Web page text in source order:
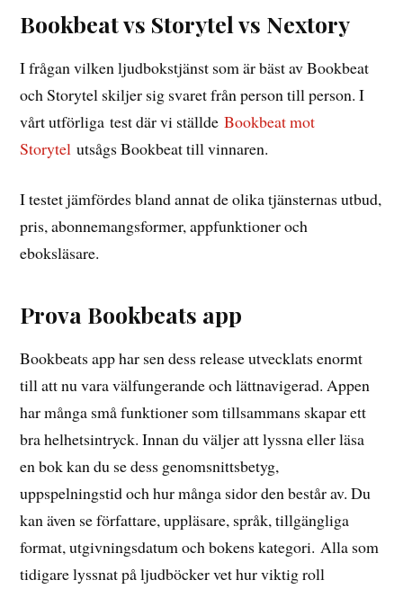
Bookbeat vs Storytel vs Nextory
I frågan vilken ljudbokstjänst som är bäst av Bookbeat
och Storytel skiljer sig svaret från person till person. I
vårt utförliga test där vi ställde Bookbeat mot
Storytelutsågs Bookbeat till vinnaren.
I testet jämfördes bland annat de olika tjänsternas utbud,
pris, abonnemangsformer, appfunktioner och
eboksläsare.
Prova Bookbeats app
Bookbeats app har sen dess release utvecklats enormt
till att nu vara välfungerande och lättnavigerad. Appen
har många små funktioner som tillsammans skapar ett
bra helhetsintryck. Innan du väljer att lyssna eller läsa
en bok kan du se dess genomsnittsbetyg,
uppspelningstid och hur många sidor den består av. Du
kan även se författare, uppläsare, språk, tillgängliga
format, utgivningsdatum och bokens kategori. Alla som
tidigare lyssnat på ljudböcker vet hur viktig roll